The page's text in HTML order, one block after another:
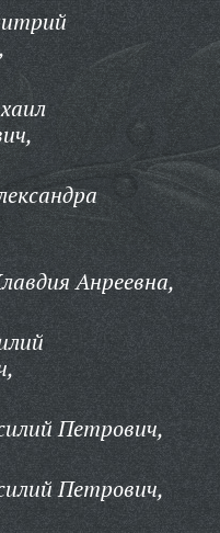
Анреевна,
Петрович,
Петрович,